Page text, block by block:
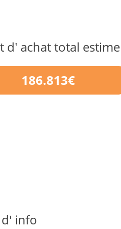
d' achat total estime
186.813€
info